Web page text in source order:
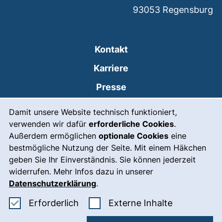
Damit unsere Website technisch funktioniert,
verwenden wir dafür erforderliche Cookies.
Außerdem ermöglichen optionale Cookies eine
bestmögliche Nutzung der Seite. Mit einem Häkchen
geben Sie Ihr Einverständnis. Sie können jederzeit
widerrufen. Mehr Infos dazu in unserer
Datenschutzerklärung.
Erforderlich Erforderliche Cookies akzeptieren
Externe Inhalte: Externe
Kontakt
Karriere
Presse
Leichte Sprache
Gebärdensprache
Notfall(externer Link, öffnet
Impressum
Barrierefreiheit
Datenschutz
93053 Regensburg